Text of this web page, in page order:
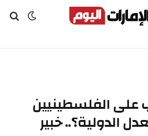
على الفلسطينيين
الدولية؟.. خبير